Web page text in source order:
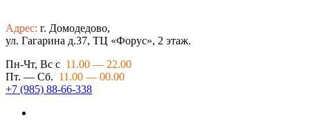
Адрес: г. Домодедово,
ул. Гагарина д.37, ТЦ «Форус», 2 этаж.
Пн-Чт, Вс с 11.00 — 22.00
Пт. — Сб. 11.00 — 00.00
+7 (985) 88-66-338